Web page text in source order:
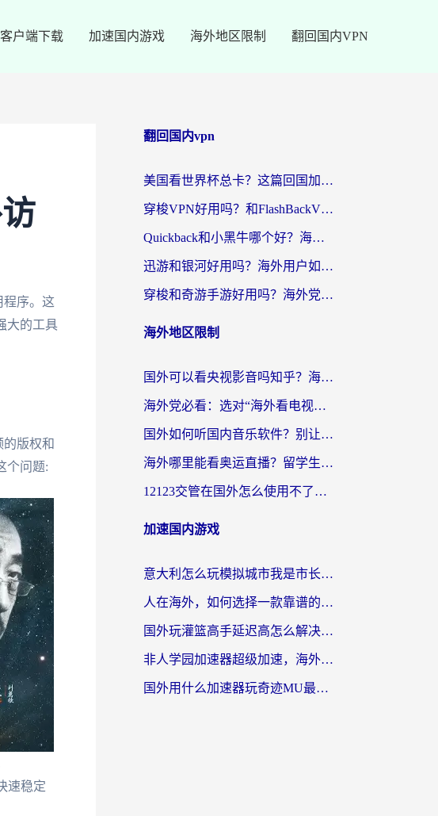
客户端下载 加速国内游戏 海外地区限制 翻回国内VPN
程序。这
大的工具
版权和
个问题:
速稳定
翻回国内vpn
美国看世界杯总卡？这篇回国加速器指南帮你无缝刷国内资源（附苹果手机VPN设置步骤）
穿梭VPN好用吗？和FlashBackVPN对比哪个回国效果更好？
Quickback和小黑牛哪个好？海外党亲测指南，选对回国加速器秒回国内
迅游和银河好用吗？海外用户如何选择回国加速器实现无缝访问国内资源
穿梭和奇游手游好用吗？海外党亲测3款回国加速器，附蜜蜂加速器七天试用攻略
海外地区限制
国外可以看央视影音吗知乎？海外党亲测有效的回国加速方案
海外党必看：选对“海外看电视剧软件”，再也不用愁国内剧刷不了
国外如何听国内音乐软件？别让地域限制，断了你的中文歌单
海外哪里能看奥运直播？留学生&海外华人必看的体育赛事观赛终极指南
12123交管在国外怎么使用不了？海外华人必看的无缝访问国内资源指南
加速国内游戏
意大利怎么玩模拟城市我是市长？海外党国服游戏加速终极攻略（附三国3量子特攻解决办法）
人在海外，如何选择一款靠谱的玩剑灵2加速器？
国外玩灌篮高手延迟高怎么解决？海外玩家国服游戏加速终极指南
非人学园加速器超级加速，海外玩家重返国服的通行证
国外用什么加速器玩奇迹MU最好？2026海外玩家国服游戏加速全攻略